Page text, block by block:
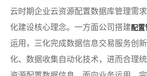
云时期企业云资源配置数据库管理需
化建设核心理念。一方面公司搭建配置
运用，三化完成数据信息交易服务创
化、数据收集自动化技术，进而合理